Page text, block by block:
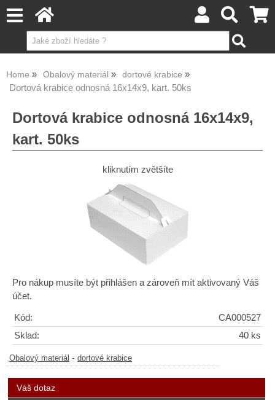
Home Obalový materiál dortové krabice
Dortová krabice odnosná 16x14x9, kart. 50ks
Dortová krabice odnosná 16x14x9,
kart. 50ks
kliknutím zvětšíte
Pro nákup musíte být přihlášen a zároveň mít aktivovaný Váš
účet.
Kód:
CA000527
Sklad:
40 ks
Obalový materiál - dortové krabice
Váš dotaz